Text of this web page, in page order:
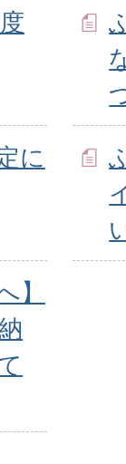
に
】